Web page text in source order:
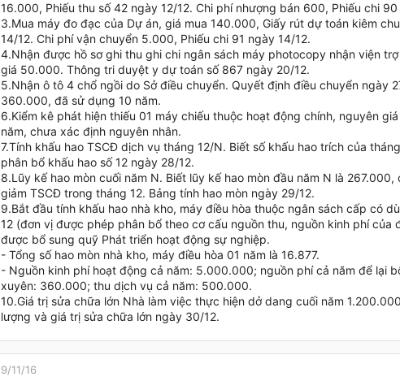
16.000, Phiếu thu số 42 ngày 12/12. Chi phí nhượng bán 600, Phiếu chi
3.Mua máy đo đạc của Dự án, giá mua 140.000, Giấy rút dự toán kiêm
14/12. Chi phí vận chuyển 5.000, Phiếu chi 91 ngày 14/12.
4.Nhận được hồ sơ ghi thu ghi chi ngân sách máy photocopy nhận viện
giá 50.000. Thông tri duyệt y dự toán số 867 ngày 20/12.
5.Nhận ô tô 4 chổ ngồi do Sở điều chuyển. Quyết định điều chuyển ngày
360.000, đã sử dụng 10 năm.
6.Kiểm kê phát hiện thiếu 01 máy chiếu thuộc hoạt động chính, nguyên
năm, chưa xác định nguyên nhân.
7.Tính khấu hao TSCĐ dịch vụ tháng 12/N. Biết số khấu hao trích của
phân bổ khấu hao số 12 ngày 28/12.
8.Lũy kế hao mòn cuối năm N. Biết lũy kế hao mòn đầu năm N là
giảm TSCĐ trong tháng 12. Bảng tính hao mòn ngày 29/12.
9.Bắt đầu tính khấu hao nhà kho, máy điều hòa thuộc ngân sách cấp có
12 (đơn vị được phép phân bổ theo cơ cấu nguồn thu, nguồn kinh phí của
được bổ sung quỹ Phát triển hoạt động sự nghiệp.
- Tổng số hao mòn nhà kho, máy điều hòa 01 năm là 16.877.
- Nguồn kinh phí hoạt động cả năm: 5.000.000; nguồn phí cả năm để lại
xuyên: 360.000; thu dịch vụ cả năm: 500.000.
10.Giá trị sửa chữa lớn Nhà làm việc thực hiện dở dang cuối năm
lượng và giá trị sửa chữa lớn ngày 30/12.
9/11/16